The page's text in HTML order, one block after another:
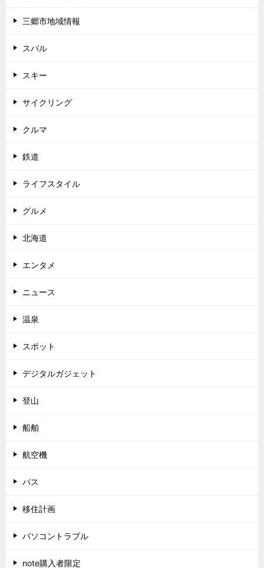
三郷市地域情報
スバル
スキー
サイクリング
クルマ
鉄道
ライフスタイル
グルメ
北海道
エンタメ
ニュース
温泉
スポット
デジタルガジェット
登山
船舶
航空機
バス
移住計画
パソコントラブル
note購入者限定